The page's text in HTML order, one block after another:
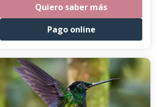
Quiero saber más
Pago online